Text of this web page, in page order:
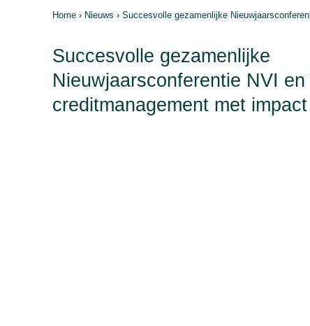
Home › Nieuws › Succesvolle gezamenlijke
Succesvolle gezamenlijke
Nieuwjaarsconferentie NVI en
creditmanagement met impact